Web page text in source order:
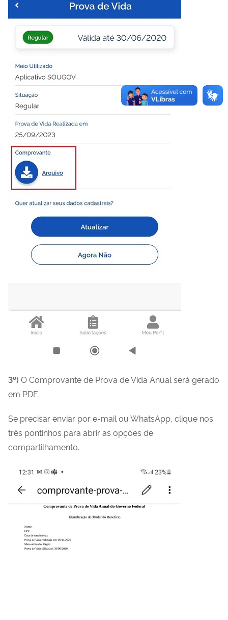
3º) O Comprovante de Prova de Vida Anual será gerado
em PDF.
Se precisar enviar por e-mail ou WhatsApp, clique nos
três pontinhos para abrir as opções de
compartilhamento.